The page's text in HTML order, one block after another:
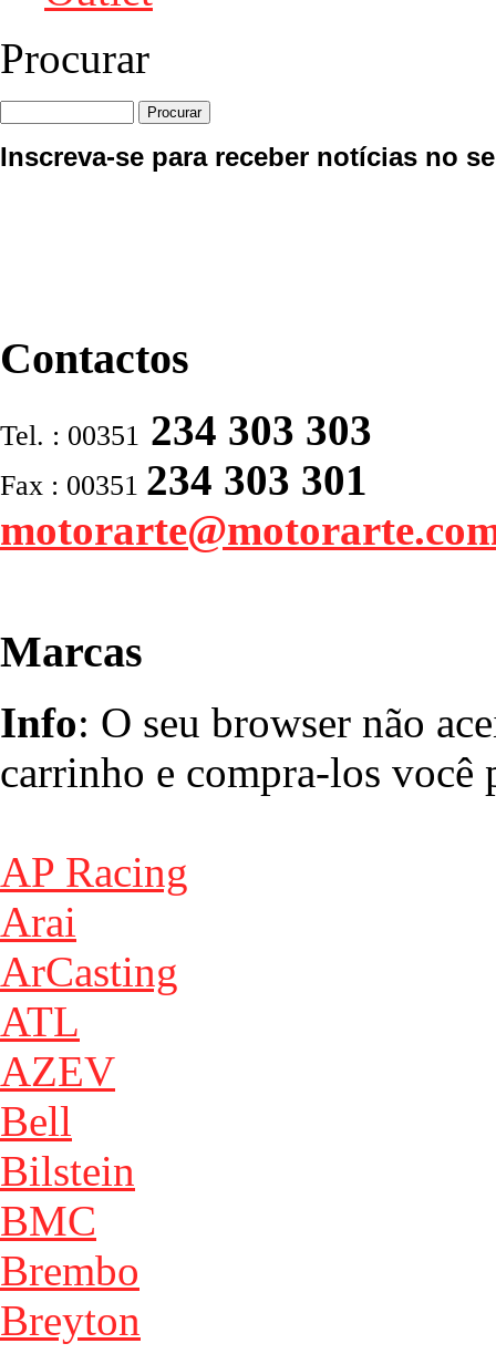
Procurar
Inscreva-se para receber notícias no
Contactos
Tel. : 00351 234 303 303
Fax : 00351 234 303 301
Marcas
Info: O seu browser não
carrinho e compra-los você
AP Racing
Arai
ArCasting
ATL
AZEV
Bell
Bilstein
BMC
Brembo
Breyton